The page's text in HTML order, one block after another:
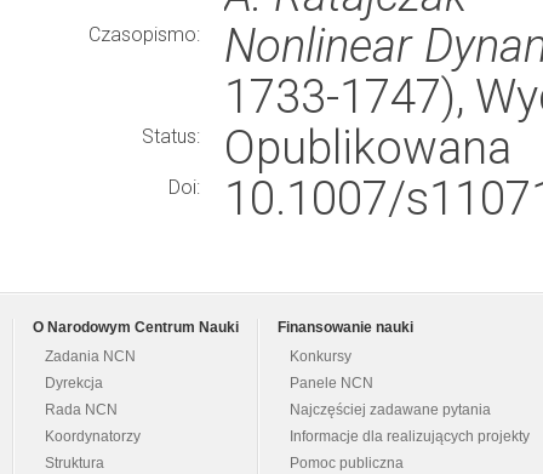
Czasopismo:
Nonlinear
1733-1747),
Status: Opublikowana
Doi: 10.1007/
O Narodowym Centrum Nauki
Zadania NCN
Dyrekcja
Rada NCN
Koordynatorzy
Struktura
Finansowanie nauki
Konkursy
Panele NCN
Najczęściej zadawane pytania
Informacje dla realizujących projekty
Pomoc publiczna